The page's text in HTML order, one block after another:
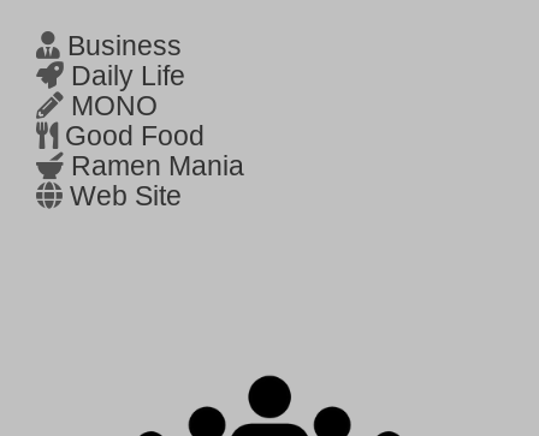
Business
Daily Life
MONO
Good Food
Ramen Mania
Web Site